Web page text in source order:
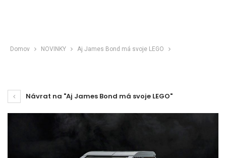
Domov NOVINKY Aj James Bond má svoje LEGO
Návrat na "Aj James Bond má svoje LEGO"